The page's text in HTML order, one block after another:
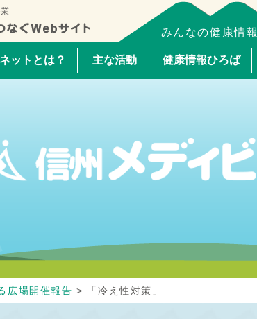
みんなの健康情報
ットとは？ 主な活動 健康情報ひろば
広場開催報告 > 「冷え性対策」